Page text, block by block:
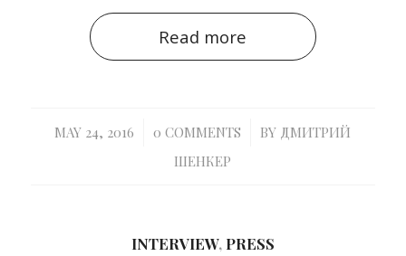
Read more
MAY 24, 2016
/ 0 COMMENTS
/ BY ДМИТРИЙ
ШЕНКЕР
INTERVIEW, PRESS